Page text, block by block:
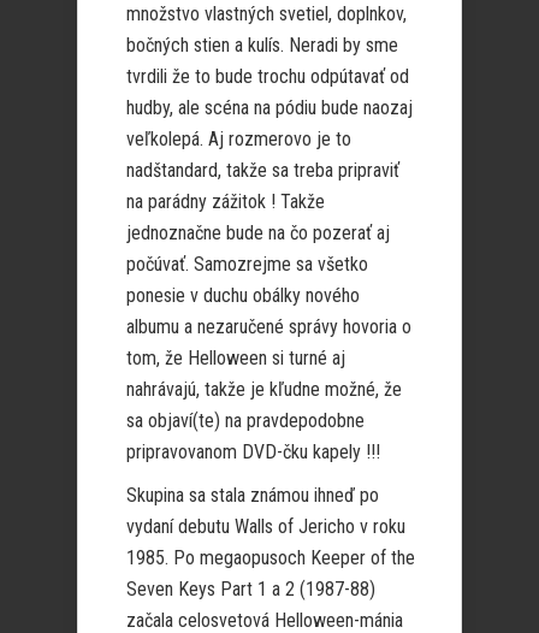
množstvo vlastných svetiel, doplnkov,
bočných stien a kulís. Neradi by sme
tvrdili že to bude trochu odpútavať od
hudby, ale scéna na pódiu bude naozaj
veľkolepá. Aj rozmerovo je to
nadštandard, takže sa treba pripraviť
na parádny zážitok ! Takže
jednoznačne bude na čo pozerať aj
počúvať. Samozrejme sa všetko
ponesie v duchu obálky nového
albumu a nezaručené správy hovoria o
tom, že Helloween si turné aj
nahrávajú, takže je kľudne možné, že
sa objaví(te) na pravdepodobne
pripravovanom DVD-čku kapely !!!
Skupina sa stala známou ihneď po
vydaní debutu Walls of Jericho v roku
1985. Po megaopusoch Keeper of the
Seven Keys Part 1 a 2 (1987-88)
začala celosvetová Helloween-mánia